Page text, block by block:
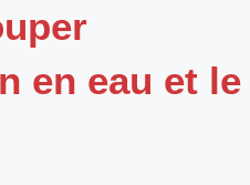
en eau et le